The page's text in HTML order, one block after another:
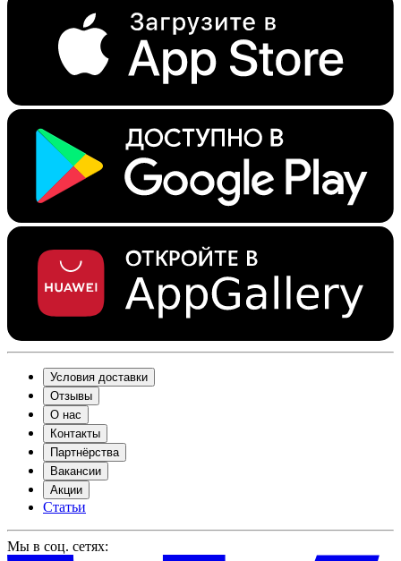
Условия доставки
Отзывы
О нас
Контакты
Партнёрства
Вакансии
Акции
Статьи
Мы в соц. сетях: